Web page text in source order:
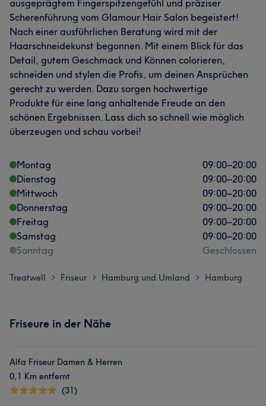
ausgeprägtem Fingerspitzengefühl und präziser
Scherenführung vom Glamour Hair Salon begeistert!
Nach einer ausführlichen Beratung wird mit der
Haarschneidekunst begonnen. Mit einem Blick für das
Detail, gutem Geschmack und Können colorieren,
schneiden und stylen die Profis, um deinen Ansprüchen
gerecht zu werden. Dazu sorgen hochwertige
Produkte für eine lang anhaltende Freude an den
schönen Ergebnissen. Lass dich so schnell wie möglich
überzeugen und schau vorbei!
Montag 09:00–20:00
Dienstag
09:00–20:00
Mittwoch
09:00–20:00
Donnerstag
09:00–20:00
Freitag
09:00–20:00
Samstag
09:00–20:00
Sonntag
Geschlossen
Treatwell > Friseur > Hamburg und Umland > Hamburg
Friseure in der Nähe
Alfa Friseur Damen & Herren
0,1 Km entfernt
(31)